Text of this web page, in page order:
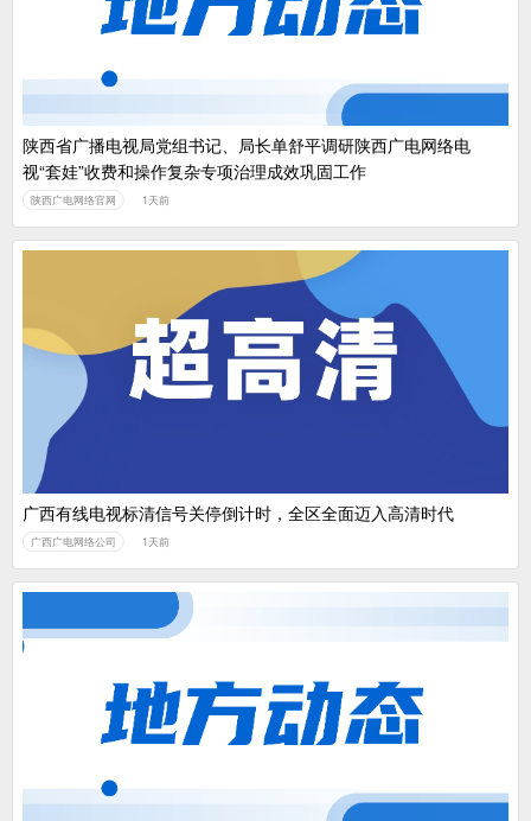
陕西省广播电视局党组书记、局长单舒平调研陕西广电网络电
视“套娃”收费和操作复杂专项治理成效巩固工作
陕西广电网络官网 1天前
广西有线电视标清信号关停倒计时，全区全面迈入高清时代
广西广电网络公司 1天前